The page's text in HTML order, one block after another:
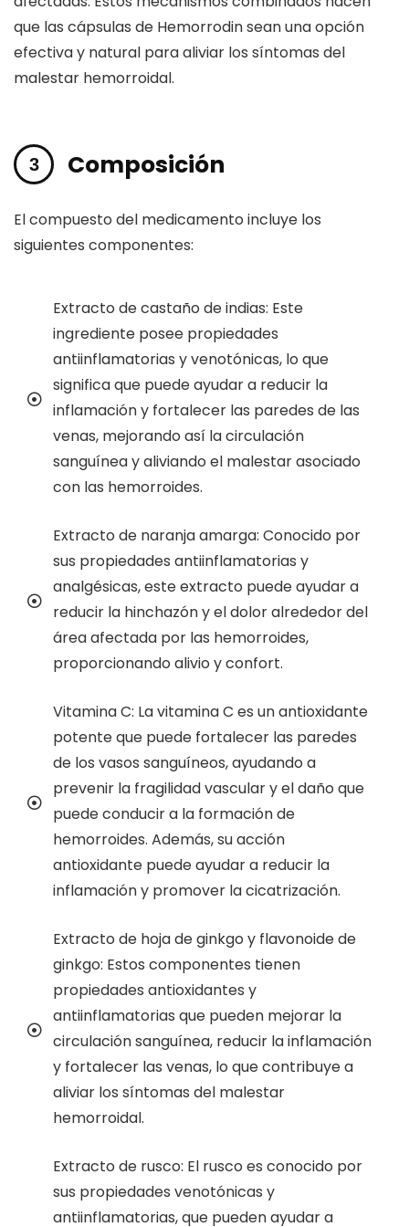
que las cápsulas de Hemorrodin sean una opción
efectiva y natural para aliviar los síntomas del
malestar hemorroidal.
Composición
El compuesto del medicamento incluye los
siguientes componentes:
Extracto de castaño de indias: Este
ingrediente posee propiedades
antiinflamatorias y venotónicas, lo que
significa que puede ayudar a reducir la
inflamación y fortalecer las paredes de las
venas, mejorando así la circulación
sanguínea y aliviando el malestar asociado
con las hemorroides.
Extracto de naranja amarga: Conocido por
sus propiedades antiinflamatorias y
analgésicas, este extracto puede ayudar a
reducir la hinchazón y el dolor alrededor del
área afectada por las hemorroides,
proporcionando alivio y confort.
Vitamina C: La vitamina C es un antioxidante
potente que puede fortalecer las paredes
de los vasos sanguíneos, ayudando a
prevenir la fragilidad vascular y el daño que
puede conducir a la formación de
hemorroides. Además, su acción
antioxidante puede ayudar a reducir la
inflamación y promover la cicatrización.
Extracto de hoja de ginkgo y flavonoide de
ginkgo: Estos componentes tienen
propiedades antioxidantes y
antiinflamatorias que pueden mejorar la
circulación sanguínea, reducir la inflamación
y fortalecer las venas, lo que contribuye a
aliviar los síntomas del malestar
hemorroidal.
Extracto de rusco: El rusco es conocido por
sus propiedades venotónicas y
antiinflamatorias, que pueden ayudar a